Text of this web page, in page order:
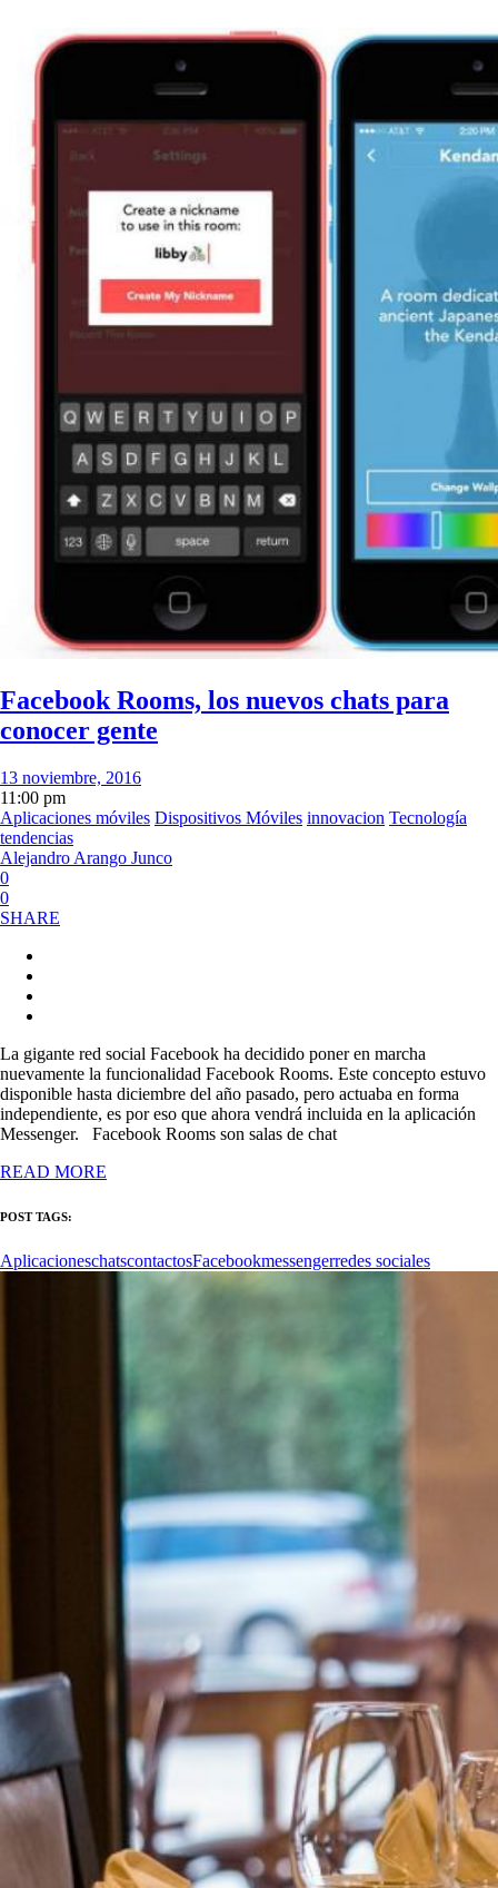
Facebook Rooms, los nuevos chats para
conocer gente
13 noviembre, 2016
11:00 pm
Aplicaciones móviles Dispositivos Móviles innovacion Tecnología
tendencias
Alejandro Arango Junco
0
0
SHARE
La gigante red social Facebook ha decidido poner en marcha
nuevamente la funcionalidad Facebook Rooms. Este concepto estuvo
disponible hasta diciembre del año pasado, pero actuaba en forma
independiente, es por eso que ahora vendrá incluida en la aplicación
Messenger. Facebook Rooms son salas de chat
READ MORE
POST TAGS:
AplicacioneschatscontactosFacebookmessengerredes sociales